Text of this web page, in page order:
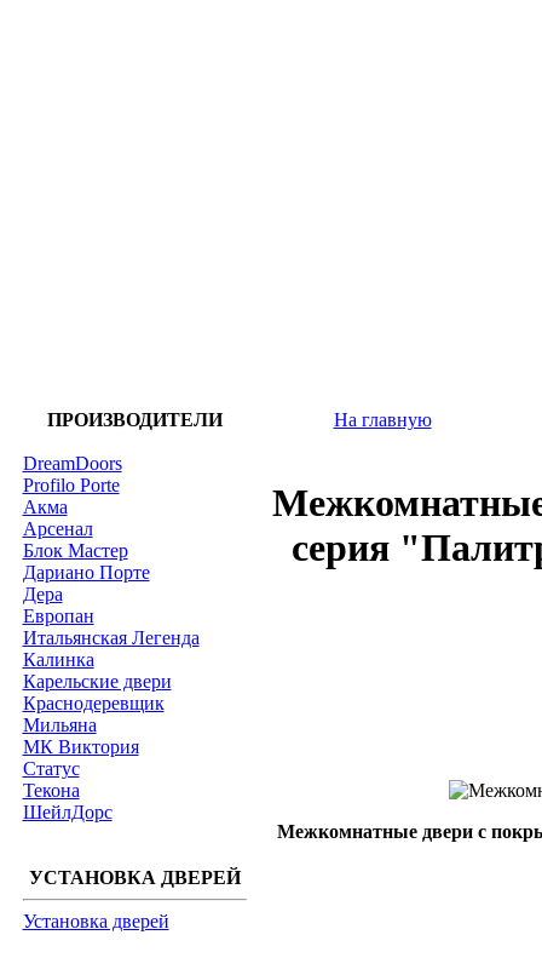
ПРОИЗВОДИТЕЛИ
DreamDoors
Profilo Porte
Акма
Арсенал
Блок Мастер
Дариано Порте
Дера
Европан
Итальянская Легенда
Калинка
Карельские двери
Краснодеревщик
Мильяна
МК Виктория
Статус
Текона
ШейлДорс
УСТАНОВКА ДВЕРЕЙ
Установка дверей
На главную
серия
Межкомнатные двери с